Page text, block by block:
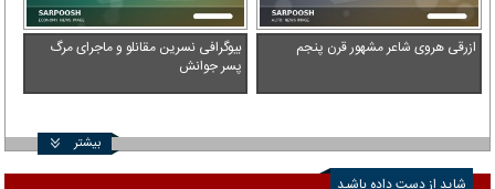
ازرقی هروی شاعر مشهور قرن پنجم
بیوگرافی نسرین مقانلو و ماجرای مرگ
پسر جوانش
بیشتر